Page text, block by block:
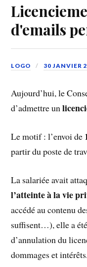
d'emails
LOGO 30 JANVIER
Aujourd’hui, le
d’admettre un
Le motif : l’envoi de
partir du poste de
La salariée avait
l’atteinte à la vie
accédé au contenu
suffisent…), elle a
d’annulation du
dommages et intérêts.